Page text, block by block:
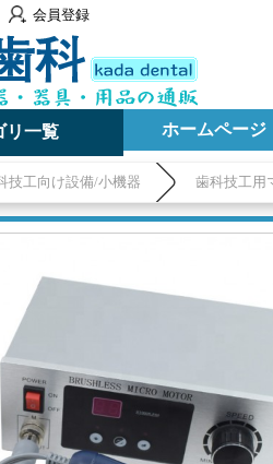
会員登録
リ一覧 ホームページ
技工向け設備/小機器 歯科技工用